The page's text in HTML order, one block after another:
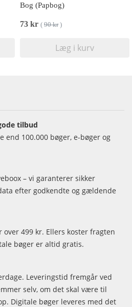
Bog (Papbog)
73 kr ( 90 kr)
Læg i kurv
tilbud
end 100.000 bøger, e-bøger og
– vi garanterer sikker
efter godkendte og gældende
499 kr. Ellers koster fragten
bøger er altid gratis.
Leveringstid fremgår ved
selv, om det skal være til
Digitale bøger leveres med det